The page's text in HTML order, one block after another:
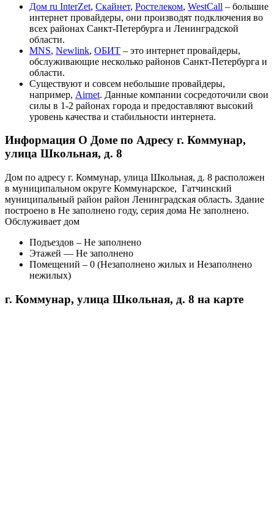
Дом ru InterZet, Скайнет, Ростелеком, WestCall – большие
интернет провайдеры, они производят подключения во
всех районах Санкт-Петербурга и Ленинградской
области.
MNS, Newlink, ОБИТ – это интернет провайдеры,
обслуживающие несколько районов Санкт-Петербурга и
области.
Существуют и совсем небольшие провайдеры,
например, Airnet. Данные компании сосредоточили свои
силы в 1-2 районах города и предоставляют высокий
уровень качества и стабильности интернета.
Информация О Доме по Адресу г. Коммунар,
улица Школьная, д. 8
Дом по адресу г. Коммунар, улица Школьная, д. 8 расположен
в муниципальном округе Коммунарское, Гатчинский
муниципальный район район Ленинградская область. Здание
построено в Не заполнено году, серия дома Не заполнено.
Обслуживает дом
Подъездов – Не заполнено
Этажей — Не заполнено
Помещений – 0 (Незаполнено жилых и Незаполнено
нежилых)
г. Коммунар, улица Школьная, д. 8 на карте